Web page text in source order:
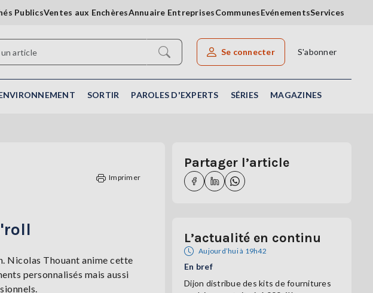
PublicsVentes aux EnchèresAnnuaire EntreprisesCommunesEvénementsServices
Rechercher un article
Se connecter S'abonner
SORTIR PAROLES D'EXPERTS SÉRIES MAGAZINES
Imprimer
Nicolas Thouant anime cette
personnalisés mais aussi
Partager l’article
L’actualité en continu
Aujourd’hui à 19h42
En bref
Dijon distribue des kits de fournitures